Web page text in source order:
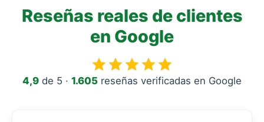
Reseñas reales de clientes
en Google
4,9 de 5 · 1.605 reseñas verificadas en Google